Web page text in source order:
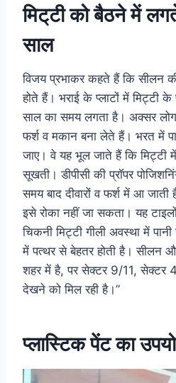
मिट्‌टी को बैठने में
साल
विजय प्रभाकर कहते हैं कि सीलन
होते हैं। भराई के प्लाटों में मिट्टी
साल का समय लगता है। अक्सर लोग
फर्श व मकान बना लेते हैं। भरत में
जाए। वे यह भूल जाते हैं कि मिट्टी में
सूखती। डीपीसी की प्रॉपर
समय बाद दीवारों व फर्श में आ
इसे रोका नहीं जा सकता। यह
चिकनी मिट्टी गीली अवस्था में
में पत्थर से बेहतर होती है। सीलन
शहर में है, पर सेक्टर 9/11, सेक्टर
देखने को मिल रही है।”
प्लास्टिक पेंट का